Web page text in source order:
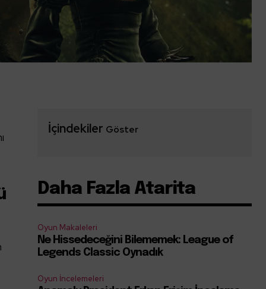
İçindekiler Göster
Daha Fazla Atarita
Oyun Makaleleri
Ne Hissedeceğini Bilememek: League of
Legends Classic Oynadık
Oyun İncelemeleri